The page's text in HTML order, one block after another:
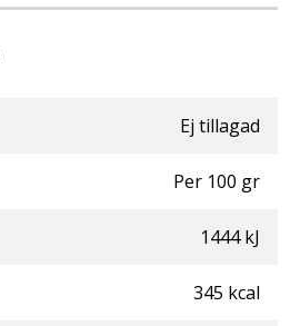
Ej tillagad
Per 100 gr
1444 kJ
345 kcal